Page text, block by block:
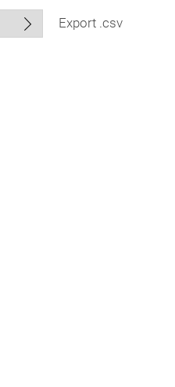
Export .csv